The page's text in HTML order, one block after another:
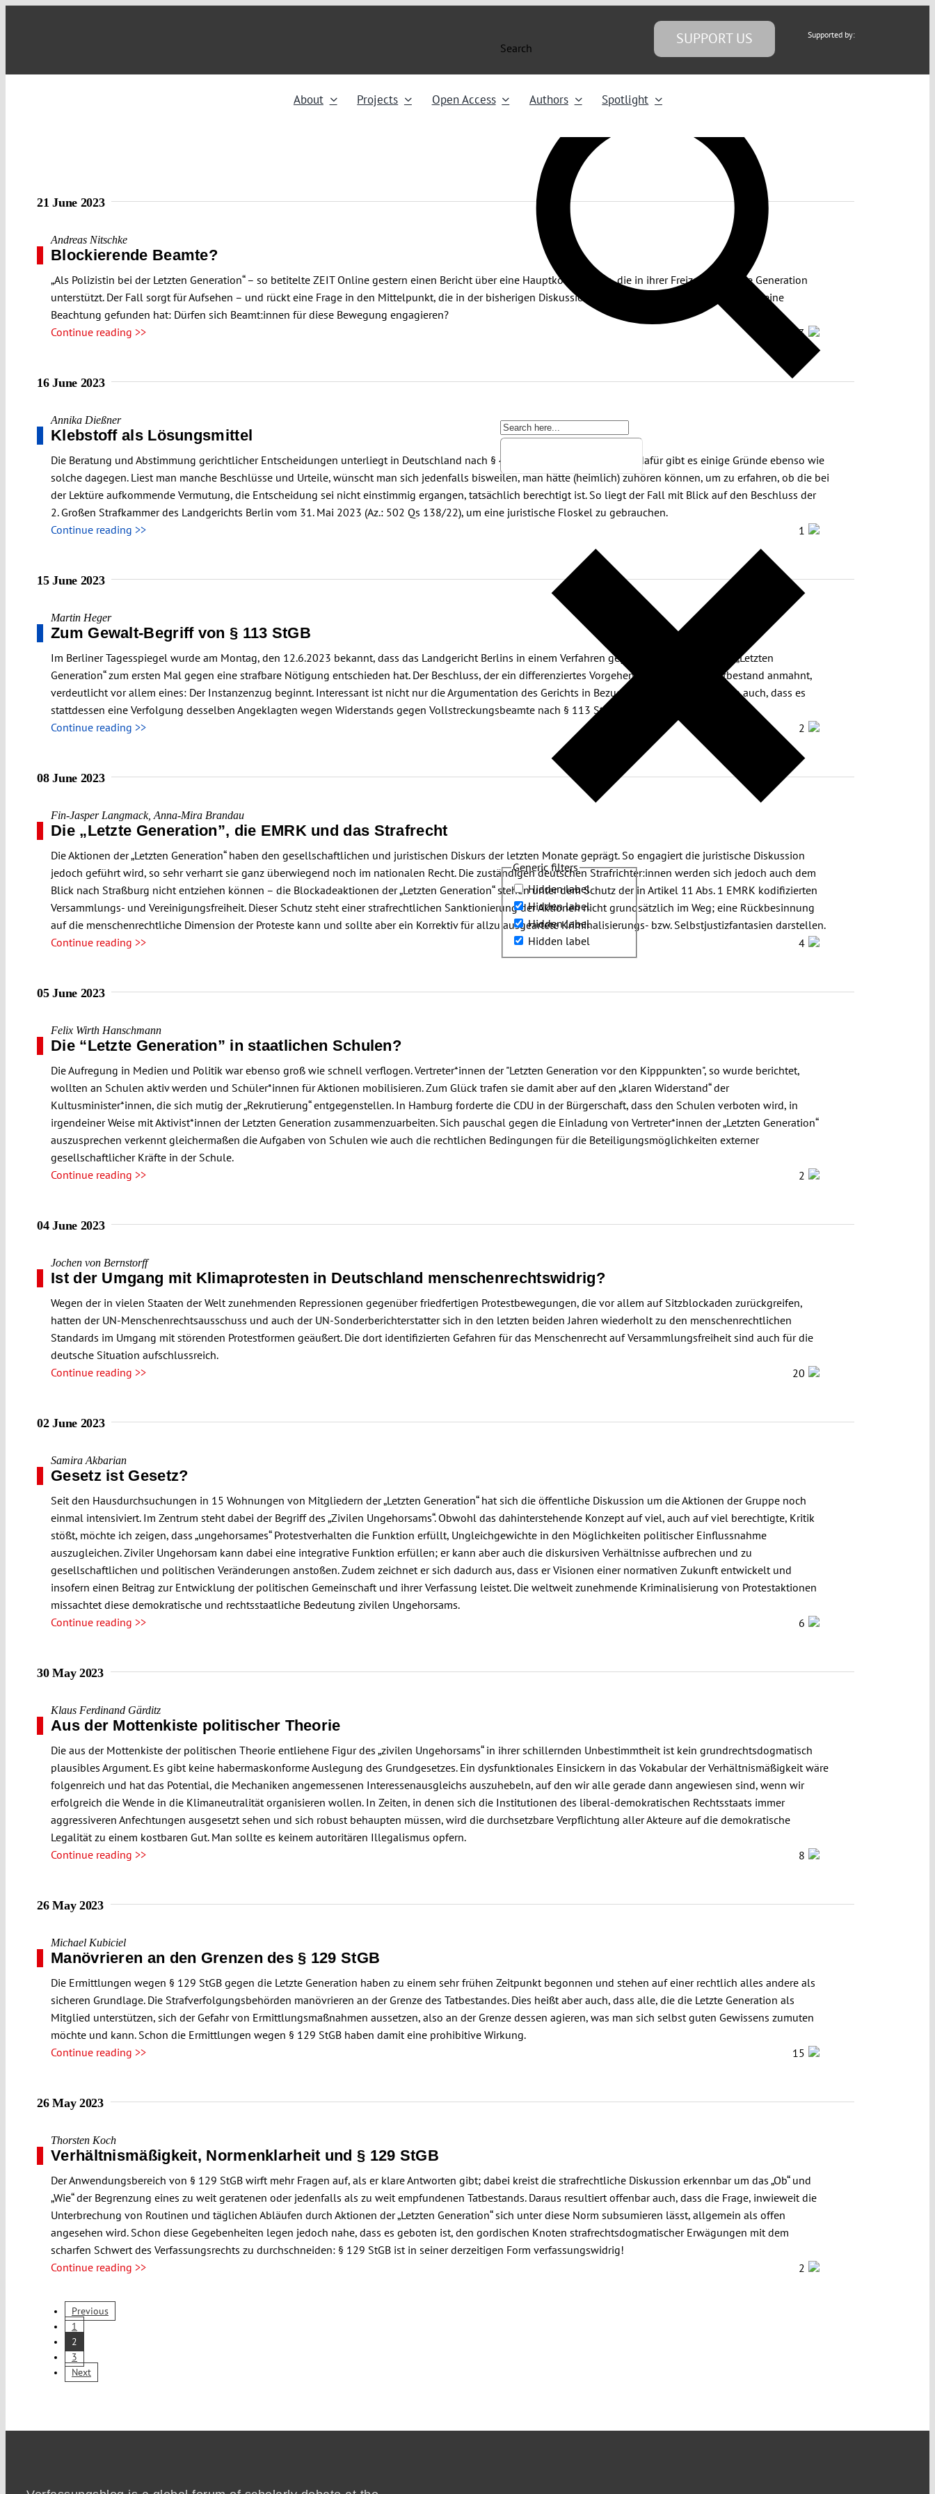
Search
Generic filters
Hidden label
Hidden label
Hidden label
Hidden label
SUPPORT US Supported by:
About Projects Open Access Authors Spotlight
21 June 2023
Andreas Nitschke
Blockierende Beamte?
„Als Polizistin bei der Letzten Generation“ – so betitelte ZEIT Online gestern einen Bericht über eine Hauptkommissarin, die in ihrer Freizeit die Letzte Generation
unterstützt. Der Fall sorgt für Aufsehen – und rückt eine Frage in den Mittelpunkt, die in der bisherigen Diskussion über die Letzte Generation bislang keine
Beachtung gefunden hat: Dürfen sich Beamt:innen für diese Bewegung engagieren?
Continue reading >>
3
16 June 2023
Annika Dießner
Klebstoff als Lösungsmittel
Die Beratung und Abstimmung gerichtlicher Entscheidungen unterliegt in Deutschland nach § 43 DRiG der Geheimhaltung; dafür gibt es einige Gründe ebenso wie
solche dagegen. Liest man manche Beschlüsse und Urteile, wünscht man sich jedenfalls bisweilen, man hätte (heimlich) zuhören können, um zu erfahren, ob die bei
der Lektüre aufkommende Vermutung, die Entscheidung sei nicht einstimmig ergangen, tatsächlich berechtigt ist. So liegt der Fall mit Blick auf den Beschluss der
2. Großen Strafkammer des Landgerichts Berlin vom 31. Mai 2023 (Az.: 502 Qs 138/22), um eine juristische Floskel zu gebrauchen.
Continue reading >>
1
15 June 2023
Martin Heger
Zum Gewalt-Begriff von § 113 StGB
Im Berliner Tagesspiegel wurde am Montag, den 12.6.2023 bekannt, dass das Landgericht Berlins in einem Verfahren gegen einen Aktivisten der „Letzten
Generation“ zum ersten Mal gegen eine strafbare Nötigung entschieden hat. Der Beschluss, der ein differenziertes Vorgehen beim Nötigungstatbestand anmahnt,
verdeutlicht vor allem eines: Der Instanzenzug beginnt. Interessant ist nicht nur die Argumentation des Gerichts in Bezug auf § 240 StGB, sondern auch, dass es
stattdessen eine Verfolgung desselben Angeklagten wegen Widerstands gegen Vollstreckungsbeamte nach § 113 StGB für angezeigt hält.
Continue reading >>
2
08 June 2023
Fin-Jasper Langmack, Anna-Mira Brandau
Die „Letzte Generation”, die EMRK und das Strafrecht
Die Aktionen der „Letzten Generation“ haben den gesellschaftlichen und juristischen Diskurs der letzten Monate geprägt. So engagiert die juristische Diskussion
jedoch geführt wird, so sehr verharrt sie ganz überwiegend noch im nationalen Recht. Die zuständigen deutschen Strafrichter:innen werden sich jedoch auch dem
Blick nach Straßburg nicht entziehen können – die Blockadeaktionen der „Letzten Generation“ stehen unter dem Schutz der in Artikel 11 Abs. 1 EMRK kodifizierten
Versammlungs- und Vereinigungsfreiheit. Dieser Schutz steht einer strafrechtlichen Sanktionierung der Aktionen nicht grundsätzlich im Weg; eine Rückbesinnung
auf die menschenrechtliche Dimension der Proteste kann und sollte aber ein Korrektiv für allzu ausgeartete Kriminalisierungs- bzw. Selbstjustizfantasien darstellen.
Continue reading >>
4
05 June 2023
Felix Wirth Hanschmann
Die “Letzte Generation” in staatlichen Schulen?
Die Aufregung in Medien und Politik war ebenso groß wie schnell verflogen. Vertreter*innen der "Letzten Generation vor den Kipppunkten", so wurde berichtet,
wollten an Schulen aktiv werden und Schüler*innen für Aktionen mobilisieren. Zum Glück trafen sie damit aber auf den „klaren Widerstand“ der
Kultusminister*innen, die sich mutig der „Rekrutierung“ entgegenstellen. In Hamburg forderte die CDU in der Bürgerschaft, dass den Schulen verboten wird, in
irgendeiner Weise mit Aktivist*innen der Letzten Generation zusammenzuarbeiten. Sich pauschal gegen die Einladung von Vertreter*innen der „Letzten Generation“
auszusprechen verkennt gleichermaßen die Aufgaben von Schulen wie auch die rechtlichen Bedingungen für die Beteiligungsmöglichkeiten externer
gesellschaftlicher Kräfte in der Schule.
Continue reading >>
2
04 June 2023
Jochen von Bernstorff
Ist der Umgang mit Klimaprotesten in Deutschland menschenrechtswidrig?
Wegen der in vielen Staaten der Welt zunehmenden Repressionen gegenüber friedfertigen Protestbewegungen, die vor allem auf Sitzblockaden zurückgreifen,
hatten der UN-Menschenrechtsausschuss und auch der UN-Sonderberichterstatter sich in den letzten beiden Jahren wiederholt zu den menschenrechtlichen
Standards im Umgang mit störenden Protestformen geäußert. Die dort identifizierten Gefahren für das Menschenrecht auf Versammlungsfreiheit sind auch für die
deutsche Situation aufschlussreich.
Continue reading >>
20
02 June 2023
Samira Akbarian
Gesetz ist Gesetz?
Seit den Hausdurchsuchungen in 15 Wohnungen von Mitgliedern der „Letzten Generation“ hat sich die öffentliche Diskussion um die Aktionen der Gruppe noch
einmal intensiviert. Im Zentrum steht dabei der Begriff des „Zivilen Ungehorsams“. Obwohl das dahinterstehende Konzept auf viel, auch auf viel berechtigte, Kritik
stößt, möchte ich zeigen, dass „ungehorsames“ Protestverhalten die Funktion erfüllt, Ungleichgewichte in den Möglichkeiten politischer Einflussnahme
auszugleichen. Ziviler Ungehorsam kann dabei eine integrative Funktion erfüllen; er kann aber auch die diskursiven Verhältnisse aufbrechen und zu
gesellschaftlichen und politischen Veränderungen anstoßen. Zudem zeichnet er sich dadurch aus, dass er Visionen einer normativen Zukunft entwickelt und
insofern einen Beitrag zur Entwicklung der politischen Gemeinschaft und ihrer Verfassung leistet. Die weltweit zunehmende Kriminalisierung von Protestaktionen
missachtet diese demokratische und rechtsstaatliche Bedeutung zivilen Ungehorsams.
Continue reading >>
6
30 May 2023
Klaus Ferdinand Gärditz
Aus der Mottenkiste politischer Theorie
Die aus der Mottenkiste der politischen Theorie entliehene Figur des „zivilen Ungehorsams“ in ihrer schillernden Unbestimmtheit ist kein grundrechtsdogmatisch
plausibles Argument. Es gibt keine habermaskonforme Auslegung des Grundgesetzes. Ein dysfunktionales Einsickern in das Vokabular der Verhältnismäßigkeit wäre
folgenreich und hat das Potential, die Mechaniken angemessenen Interessenausgleichs auszuhebeln, auf den wir alle gerade dann angewiesen sind, wenn wir
erfolgreich die Wende in die Klimaneutralität organisieren wollen. In Zeiten, in denen sich die Institutionen des liberal-demokratischen Rechtsstaats immer
aggressiveren Anfechtungen ausgesetzt sehen und sich robust behaupten müssen, wird die durchsetzbare Verpflichtung aller Akteure auf die demokratische
Legalität zu einem kostbaren Gut. Man sollte es keinem autoritären Illegalismus opfern.
Continue reading >>
8
26 May 2023
Michael Kubiciel
Manövrieren an den Grenzen des § 129 StGB
Die Ermittlungen wegen § 129 StGB gegen die Letzte Generation haben zu einem sehr frühen Zeitpunkt begonnen und stehen auf einer rechtlich alles andere als
sicheren Grundlage. Die Strafverfolgungsbehörden manövrieren an der Grenze des Tatbestandes. Dies heißt aber auch, dass alle, die die Letzte Generation als
Mitglied unterstützen, sich der Gefahr von Ermittlungsmaßnahmen aussetzen, also an der Grenze dessen agieren, was man sich selbst guten Gewissens zumuten
möchte und kann. Schon die Ermittlungen wegen § 129 StGB haben damit eine prohibitive Wirkung.
Continue reading >>
15
26 May 2023
Thorsten Koch
Verhältnismäßigkeit, Normenklarheit und § 129 StGB
Der Anwendungsbereich von § 129 StGB wirft mehr Fragen auf, als er klare Antworten gibt; dabei kreist die strafrechtliche Diskussion erkennbar um das „Ob“ und
„Wie“ der Begrenzung eines zu weit geratenen oder jedenfalls als zu weit empfundenen Tatbestands. Daraus resultiert offenbar auch, dass die Frage, inwieweit die
Unterbrechung von Routinen und täglichen Abläufen durch Aktionen der „Letzten Generation“ sich unter diese Norm subsumieren lässt, allgemein als offen
angesehen wird. Schon diese Gegebenheiten legen jedoch nahe, dass es geboten ist, den gordischen Knoten strafrechtsdogmatischer Erwägungen mit dem
scharfen Schwert des Verfassungsrechts zu durchschneiden: § 129 StGB ist in seiner derzeitigen Form verfassungswidrig!
Continue reading >>
2
Previous
1
2
3
Next